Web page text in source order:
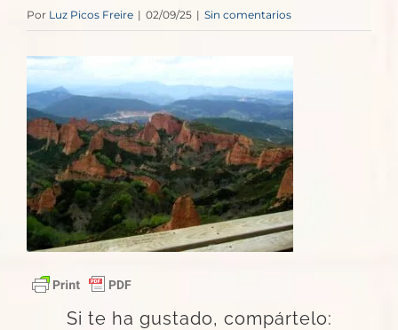
Por Luz Picos Freire | 02/09/25 | Sin comentarios
Si te ha gustado, compártelo: